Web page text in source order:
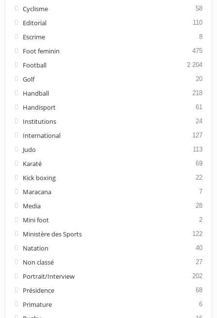
Cyclisme 58
Editorial 110
Escrime 8
Foot feminin 475
Football 2 204
Golf 20
Handball 218
Handisport 61
Institutions 24
International 127
Judo 113
Karaté 69
Kick boxing 22
Maracana 7
Media 28
Mini foot 2
Ministère des Sports 122
Natation 40
Non classé 27
Portrait/Interview 202
Présidence 68
Primature 6